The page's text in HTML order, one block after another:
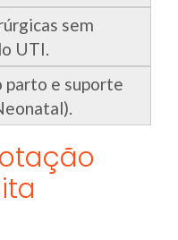
sem
UTI.
parto e suporte